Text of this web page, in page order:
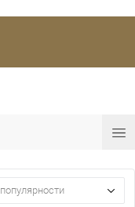
популярности